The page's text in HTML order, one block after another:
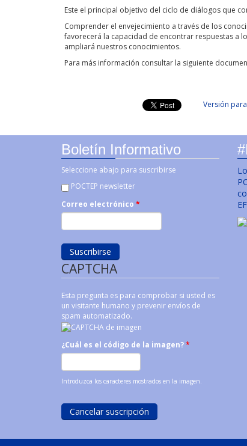
Este el principal objetivo del ciclo de diálogos que
Comprender el envejecimiento a través de los
favorecerá la capacidad de encontrar respuestas a
ampliará nuestros conocimientos.
Para más información consultar la siguiente
Versión
Boletín Informativo
Seleccione abajo para suscribirse
POCTEP newsletter
Correo electrónico *
CAPTCHA
Esta pregunta es para comprobar si usted es
un visitante humano y prevenir envíos de
spam automatizado.
¿Cuál es el código de la imagen?*
Introduzca los caracteres mostrados en la imagen.